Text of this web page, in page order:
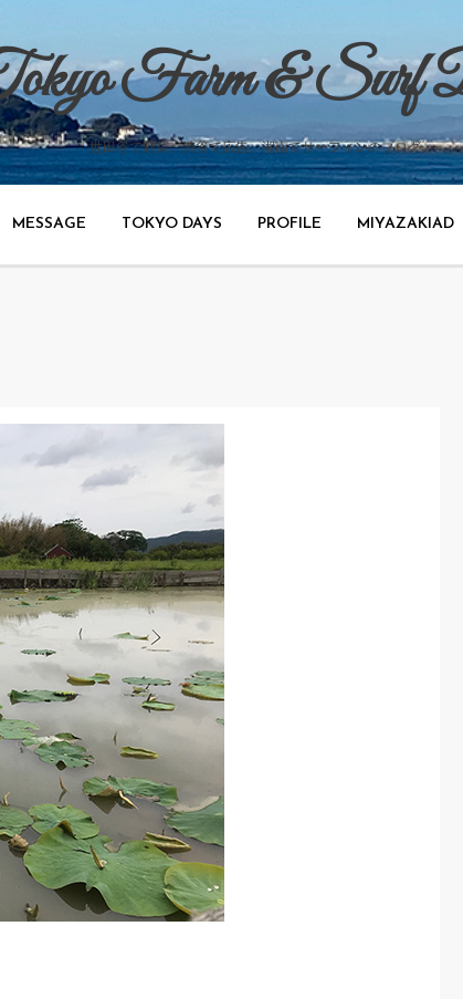
Farm & Surf
世田谷で野菜、渋谷で広告、湘南でサーフィンのブログ。
MESSAGE TOKYO DAYS PROFILE MIYAZAKIAD